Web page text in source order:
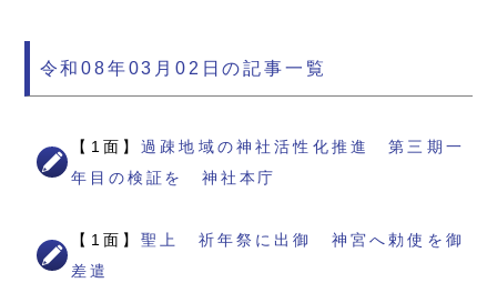
令和08年03月02日の記事一覧
【1面】過疎地域の神社活性化推進 第三期一
年目の検証を 神社本庁
【1面】聖上 祈年祭に出御 神宮へ勅使を御
差遣